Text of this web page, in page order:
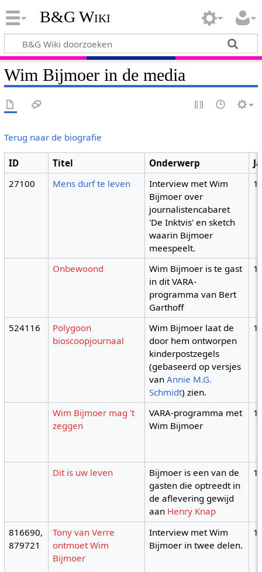
B&G Wiki
Wim Bijmoer in de media
Terug naar de biografie
ID Titel Onderwerp
27100
Mens durf te leven
Interview met Wim
Bijmoer over
journalistencabaret
'De Inktvis' en sketch
waarin Bijmoer
meespeelt.
Onbewoond
Wim Bijmoer is te gast
in dit VARA-
programma van Bert
Garthoff
524116
Polygoon
bioscoopjournaal
Wim Bijmoer laat de
door hem ontworpen
kinderpostzegels
(gebaseerd op versjes
vanAnnie M.G.
Schmidt) zien.
Wim Bijmoer mag 't
zeggen
VARA-programma met
Wim Bijmoer
Dit is uw leven
Bijmoer is een van de
gasten die optreedt in
de aflevering gewijd
aan Henry Knap
816690,
879721
Tony van Verre
ontmoet Wim
Bijmoer
Interview met Wim
Bijmoer in twee delen.